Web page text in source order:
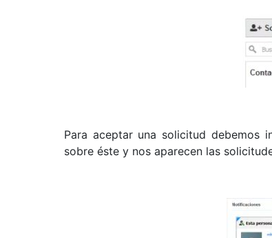
Para aceptar una solicitud debemos
sobre éste y nos aparecen las